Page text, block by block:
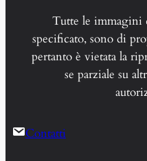
Tutte le immagini
specificato, sono di
pertanto è vietata la
se parziale su
Contatti